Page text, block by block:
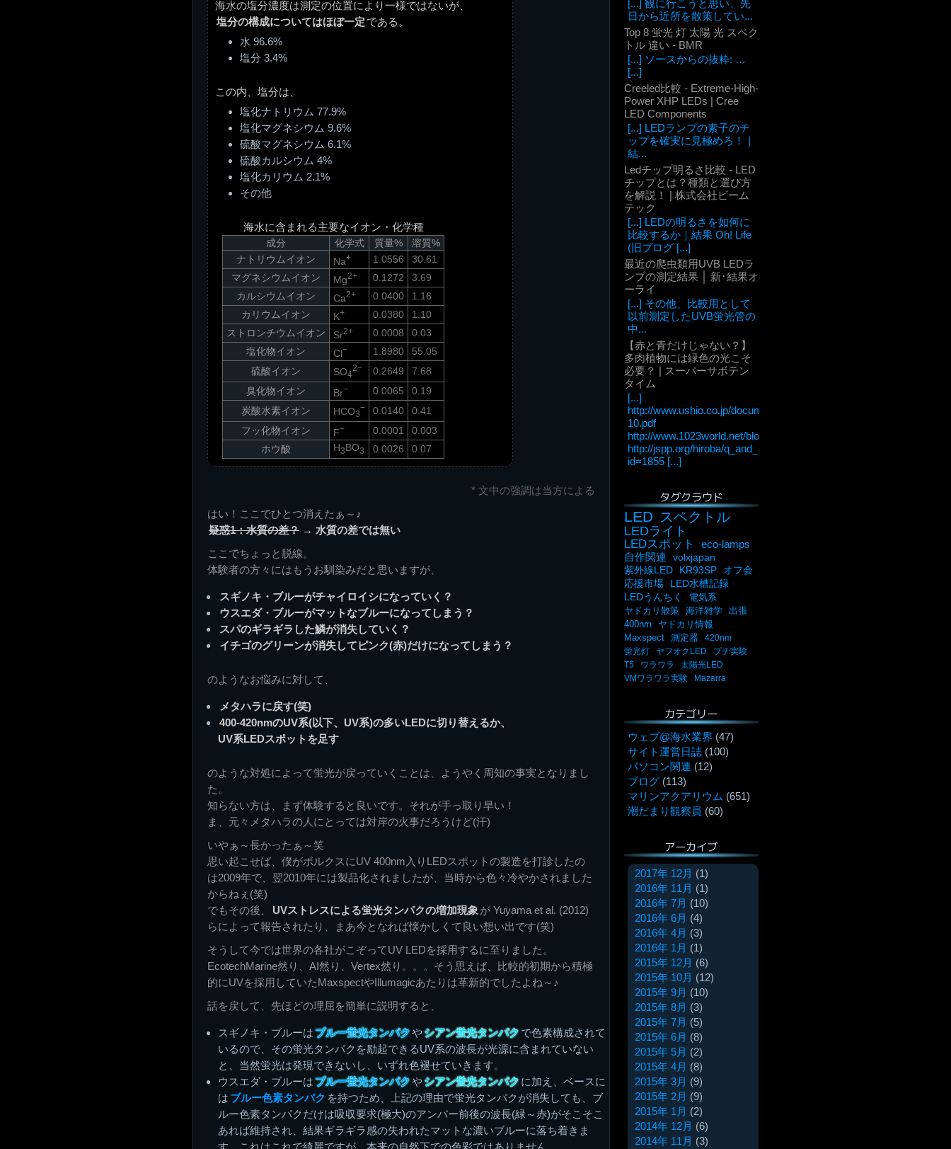
海水の塩分濃度は測定の位置により一様ではないが、
塩分の構成についてはほぼ一定 である。
水 96.6%
塩分 3.4%
この内、塩分は、
塩化ナトリウム 77.9%
塩化マグネシウム 9.6%
硫酸マグネシウム 6.1%
硫酸カルシウム 4%
塩化カリウム 2.1%
その他
海水に含まれる主要なイオン・化学種
成分 化学式 質量%
溶質%
ナトリウムイオン
Na+ 1.0556
30.61
マグネシウムイオン
Mg2+ 0.1272
3.69
カルシウムイオン
Ca2+ 0.0400
1.16
カリウムイオン
K+ 0.0380
1.10
ストロンチウムイオン
Sr2+ 0.0008
0.03
塩化物イオン
Cl− 1.8980
55.05
硫酸イオン
SO4
2− 0.2649
7.68
臭化物イオン
Br− 0.0065
0.19
炭酸水素イオン
HCO3
− 0.0140
0.41
フッ化物イオン
F− 0.0001
0.003
ホウ酸
H3BO3 0.0026 0.07
* 文中の強調は当方による
はい！ここでひとつ消えたぁ～♪
疑惑1：水質の差？ → 水質の差では無い
ここでちょっと脱線。
体験者の方々にはもうお馴染みだと思いますが、
スギノキ・ブルーがチャイロイシになっていく？
ウスエダ・ブルーがマットなブルーになってしまう？
スパのギラギラした鱗が消失していく？
イチゴのグリーンが消失してピンク(赤)だけになってしまう？
のようなお悩みに対して、
メタハラに戻す(笑)
400-420nmのUV系(以下、UV系)の多いLEDに切り替えるか、
UV系LEDスポットを足す
のような対処によって蛍光が戻っていくことは、ようやく周知の事実となりまし
た。
知らない方は、まず体験すると良いです。それが手っ取り早い！
ま、元々メタハラの人にとっては対岸の火事だろうけど(汗)
いやぁ～長かったぁ～笑
思い起こせば、僕がボルクスにUV 400nm入りLEDスポットの製造を打診したの
は2009年で、翌2010年には製品化されましたが、当時から色々冷やかされました
からねぇ(笑)
でもその後、
UVストレスによる蛍光タンパクの増加現象 が Yuyama et al. (2012)
らによって報告されたり、まあ今となれば懐かしくて良い想い出です(笑)
そうして今では世界の各社がこぞってUV LEDを採用するに至りました。
EcotechMarine然り、AI然り、Vertex然り。。。そう思えば、比較的初期から積極
的にUVを採用していたMaxspectやIllumagicあたりは革新的でしたよね～♪
話を戻して、先ほどの理屈を簡単に説明すると、
スギノキ・ブルーはブルー蛍光タンパクやシアン蛍光タンパクで色素構成されて
いるので、その蛍光タンパクを励起できるUV系の波長が光源に含まれていない
と、当然蛍光は発現できないし、いずれ色褪せていきます。
ウスエダ・ブルーはブルー蛍光タンパクやシアン蛍光タンパクに加え、ベースに
は ブルー色素タンパク を持つため、上記の理由で蛍光タンパクが消失しても、ブ
ルー色素タンパクだけは吸収要求(極大)のアンバー前後の波長(緑～赤)がそこそこ
あれば維持され、結果ギラギラ感の失われたマットな濃いブルーに落ち着きま
[...] 観に行こうと思い、先
日から近所を散策してい...
Top 8 蛍光 灯 太陽 光 スペク
トル 違い - BMR
[...] ソースからの抜粋: …
[...]
Creeled比較 - Extreme-High-
Power XHP LEDs | Cree
LED Components
[...] LEDランプの素子のチ
ップを確実に見極めろ！｜
結...
Ledチップ明るさ比較 - LED
チップとは？種類と選び方
を解説！ | 株式会社ビーム
テック
[...] LEDの明るさを如何に
比較するか｜結果 Oh! Life
(旧ブログ [...]
最近の爬虫類用UVB LEDラ
ンプの測定結果 │ 新･結果オ
ーライ
[...] その他、比較用として
以前測定したUVB蛍光管の
中...
【赤と青だけじゃない？】
多肉植物には緑色の光こそ
必要？ | スーパーサボテン
タイム
[...]
http://www.ushio.co.jp/documents/technology/lightedge/lightedge_36/
10.pdf
http://www.1023world.net/blog/
http://jspp.org/hiroba/q_and_a/detail.html?
id=1855 [...]
タグクラウド
LED スペクトル
LEDライト
LEDスポット
eco-lamps
自作関連
volxjapan
紫外線LED
KR93SP
オフ会
応援市場
LED水槽記録
LEDうんちく
電気系
ヤドカリ散策 海洋雑学 出張
400nm
ヤドカリ情報
Maxspect
測定器
420nm
蛍光灯
ヤフオクLED
プチ実験
T5
ワラワラ
太陽光LED
VMワラワラ実験
Mazarra
カテゴリー
ウェブ@海水業界 (47)
サイト運営日誌 (100)
パソコン関連 (12)
ブログ (113)
マリンアクアリウム (651)
潮だまり観察員 (60)
アーカイブ
2017年 12月 (1)
2016年 11月 (1)
2016年 7月 (10)
2016年 6月 (4)
2016年 4月 (3)
2016年 1月 (1)
2015年 12月 (6)
2015年 10月 (12)
2015年 9月 (10)
2015年 8月 (3)
2015年 7月 (5)
2015年 6月 (8)
2015年 5月 (2)
2015年 4月 (8)
2015年 3月 (9)
2015年 2月 (9)
2015年 1月 (2)
2014年 12月 (6)
2014年 11月 (3)